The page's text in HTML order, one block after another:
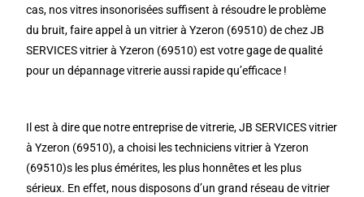
cas, nos vitres insonorisées suffisent à résoudre le problème
du bruit, faire appel à un vitrier à Yzeron (69510) de chez JB
SERVICES vitrier à Yzeron (69510) est votre gage de qualité
pour un dépannage vitrerie aussi rapide qu’efficace !
Il est à dire que notre entreprise de vitrerie, JB SERVICES vitrier
à Yzeron (69510), a choisi les techniciens vitrier à Yzeron
(69510)s les plus émérites, les plus honnêtes et les plus
sérieux. En effet, nous disposons d’un grand réseau de vitrier